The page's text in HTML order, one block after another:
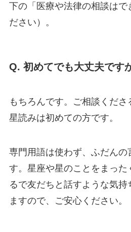
下の「医療や法律の相談はで
ださい）。
Q. 初めてでも大丈夫です
もちろんです。ご相談くださ
星読みは初めての方です。
専門用語は使わず、ふだんの
す。星座や星のことをまった
るで友だちと話すような気
ますので、ご安心ください。